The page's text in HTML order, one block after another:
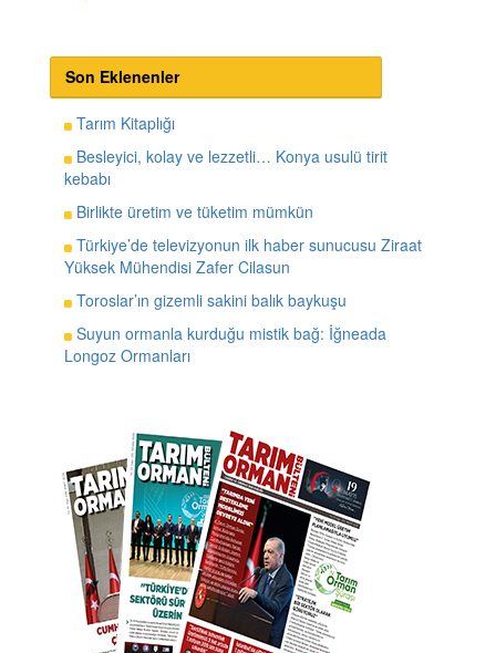
Son Eklenenler
Tarım Kitaplığı
Besleyici, kolay ve lezzetli… Konya usulü tirit
kebabı
Birlikte üretim ve tüketim mümkün
Türkiye’de televizyonun ilk haber sunucusu Ziraat
Yüksek Mühendisi Zafer Cilasun
Toroslar’ın gizemli sakini balık baykuşu
Suyun ormanla kurduğu mistik bağ: İğneada
Longoz Ormanları